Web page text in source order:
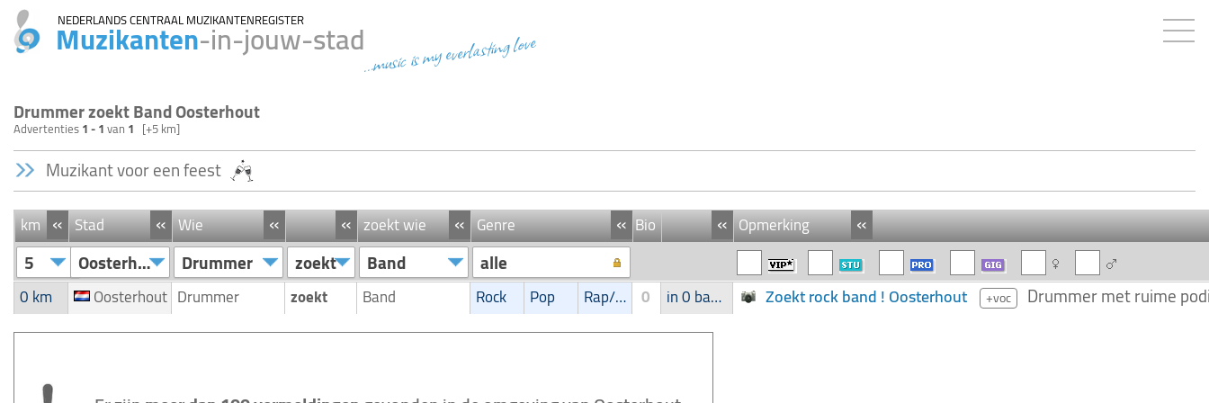
NEDERLANDS CENTRAAL MUZIKANTENREGISTER
Muzikanten-in-jouw-stad...music is my everlasting love
Drummer zoekt Band Oosterhout
Advertenties1 - 1van 1 [+5 km]
Muzikant voor een feest
km « Stad « Wie « « zoekt wie « Genre « Bio « «
Opmerking
5 Oosterhout Drummer zoekt Band alle
0 km Oosterhout Drummer zoekt Band Rock Pop Rap/Hip-Hop/RnB 0 in 0 band Zoekt rock band ! Oosterhout +voc Drummer met ruime